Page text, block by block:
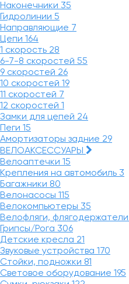
Наконечники 35
Гидролинии 5
Направляющие 7
Цепи 164
1 скорость 28
6-7-8 скоростей 55
9 скоростей 26
10 скоростей 19
11 скоростей 7
12 скоростей 1
Замки для цепей 24
Пеги 15
Амортизаторы задние 29
ВЕЛОАКСЕССУАРЫ
Велоаптечки 15
Крепления на автомобиль 3
Багажники 80
Велонасосы 115
Велокомпьютеры 35
Велофляги, флягодержатели
Грипсы/Рога 306
Детские кресла 21
Звуковые устройства 170
Стойки, подножки 81
Световое оборудование 195